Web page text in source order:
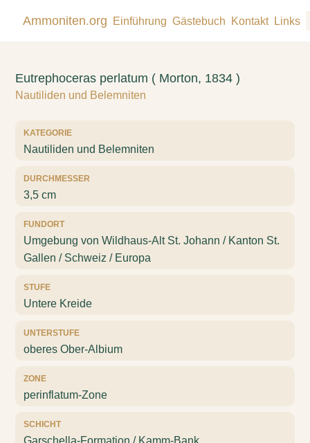
Ammoniten.org Einführung Gästebuch Kontakt Links
Eutrephoceras perlatum ( Morton, 1834 )
Nautiliden und Belemniten
KATEGORIE
Nautiliden und Belemniten
DURCHMESSER
3,5 cm
FUNDORT
Umgebung von Wildhaus-Alt St. Johann / Kanton St.
Gallen / Schweiz / Europa
STUFE
Untere Kreide
UNTERSTUFE
oberes Ober-Albium
ZONE
perinflatum-Zone
SCHICHT
Garschella-Formation / Kamm-Bank